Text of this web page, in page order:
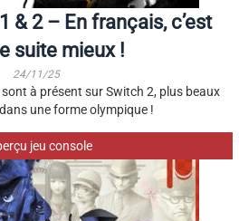
& 2 – En français, c’est
suite mieux !
24/11/25
à présent sur Switch 2, plus beaux
une forme olympique !
jeu console